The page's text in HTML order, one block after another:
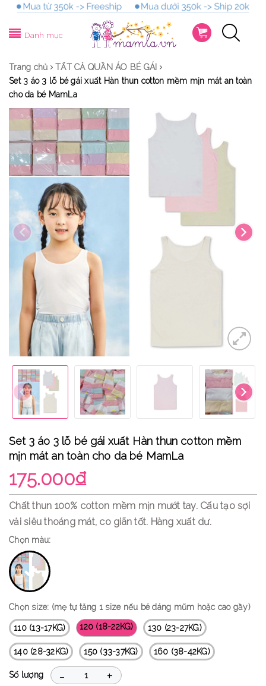
Danh mục
Trang chủ
TẤT CẢ QUẦN ÁO BÉ GÁI
Set 3 áo 3 lỗ bé gái xuất Hàn thun cotton mềm mịn mát an toàn
cho da bé MamLa
Set 3 áo 3 lỗ bé gái xuất Hàn thun cotton mềm
mịn mát an toàn cho da bé MamLa
175.000₫
Chất thun 100% cotton mềm mịn mướt tay. Cấu tạo sợi
vải siêu thoáng mát, co giãn tốt. Hàng xuất dư.
Chọn màu:
Chọn size: (mẹ tự tăng 1 size nếu bé dáng mũm hoặc cao gầy)
110 (13-17KG) 120 (18-22KG) 130 (23-27KG)
140 (28-32KG) 150 (33-37KG) 160 (38-42KG)
Số lượng +
-